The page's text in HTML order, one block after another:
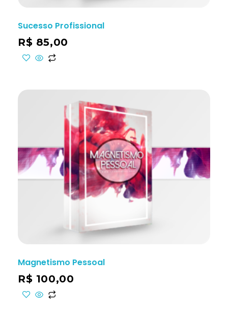
Sucesso Profissional
R$ 85,00
Magnetismo Pessoal
R$ 100,00